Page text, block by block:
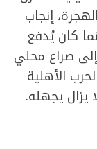
إنجاب
كان يُدفع
إلى صراع محلي
الأهلية
يزال يجهله.